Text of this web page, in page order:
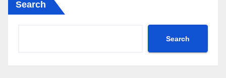
Search
Search